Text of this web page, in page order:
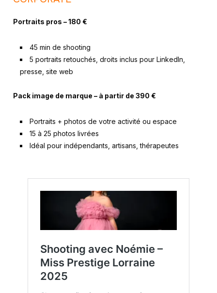
Portraits pros – 180 €
45 min de shooting
5 portraits retouchés, droits inclus pour LinkedIn,
presse, site web
Pack image de marque – à partir de 390 €
Portraits + photos de votre activité ou espace
15 à 25 photos livrées
Idéal pour indépendants, artisans, thérapeutes